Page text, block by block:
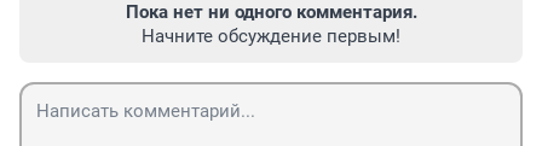
Пока нет ни одного комментария.
Начните обсуждение первым!